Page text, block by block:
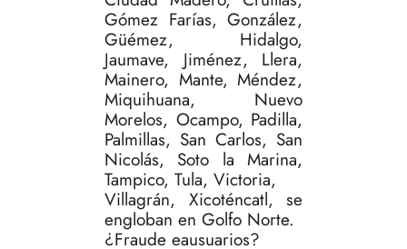
Gómez Farías, González,
Güémez, Hidalgo,
Jaumave, Jiménez, Llera,
Mainero, Mante, Méndez,
Miquihuana, Nuevo
Morelos, Ocampo, Padilla,
Palmillas, San Carlos, San
Nicolás, Soto la Marina,
Tampico, Tula, Victoria,
Villagrán, Xicoténcatl, se
engloban en Golfo Norte.
¿Fraude eausuarios?